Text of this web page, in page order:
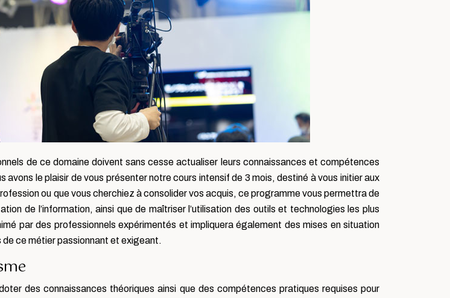
de ce domaine doivent sans cesse actualiser leurs connaissances et compétences
le plaisir de vous présenter notre cours intensif de 3 mois, destiné à vous initier aux
ou que vous cherchiez à consolider vos acquis, ce programme vous permettra de
de l’information, ainsi que de maîtriser l’utilisation des outils et technologies les plus
par des professionnels expérimentés et impliquera également des mises en situation
ce métier passionnant et exigeant.
des connaissances théoriques ainsi que des compétences pratiques requises pour